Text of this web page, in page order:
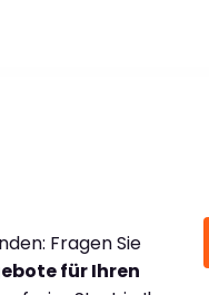
Fragen Sie
für Ihren